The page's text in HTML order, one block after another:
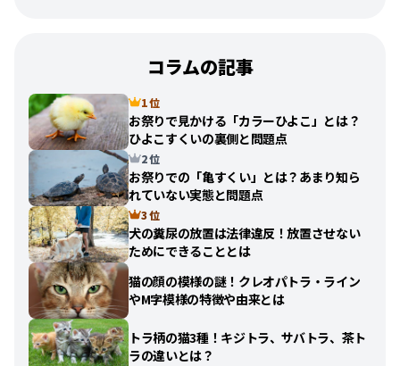
コラムの記事
1 位
お祭りで見かける「カラーひよこ」とは？
ひよこすくいの裏側と問題点
2 位
お祭りでの「亀すくい」とは？あまり知ら
れていない実態と問題点
3 位
犬の糞尿の放置は法律違反！放置させない
ためにできることとは
猫の顔の模様の謎！クレオパトラ・ライン
やM字模様の特徴や由来とは
トラ柄の猫3種！キジトラ、サバトラ、茶ト
ラの違いとは？